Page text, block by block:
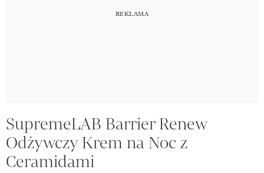
SupremeLAB Barrier Renew
Odżywczy Krem na Noc z
Ceramidami